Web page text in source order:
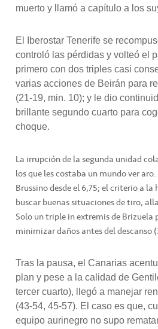
muerto y llamó a capítulo a los
El Iberostar Tenerife se
controló las pérdidas y volteó el
primero con dos triples casi
varias acciones de Beirán para
(21-19, min. 10); y le dio
brillante segundo cuarto para
choque.
La irrupción de la segunda unidad
los que les costaba un mundo ver
Brussino desde el 6,75; el criterio a
buscar buenas situaciones de tiro,
Solo un triple in extremis de Brizuela
minimizar daños antes del descanso
Tras la pausa, el Canarias
plan y pese a la calidad de
tercer cuarto), llegó a manejar
(43-54, 45-57). El caso es que,
equipo aurinegro no supo